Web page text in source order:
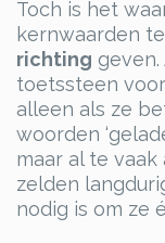
Toch is het
kernwaarden
richting geven.
toetssteen
alleen als ze
woorden
maar al te
zelden
nodig is om ze